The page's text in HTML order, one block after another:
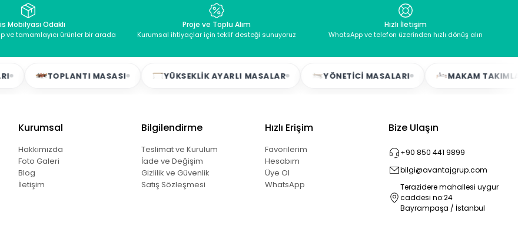
Mobilyası Odaklı
ve tamamlayıcı ürünler bir arada
Proje ve Toplu Alım
Kurumsal ihtiyaçlar için teklif desteği sunuyoruz
Hızlı İletişim
WhatsApp ve telefon üzerinden hızlı dönüş alın
TOPLANTI MASASI YÜKSEKLIK AYARLI MASALAR YÖNETICI MASALARI MAKAM TAKIMLARI
Kurumsal
Hakkımızda
Foto Galeri
Blog
İletişim
Bilgilendirme
Teslimat ve Kurulum
İade ve Değişim
Gizlilik ve Güvenlik
Satış Sözleşmesi
Hızlı Erişim
Favorilerim
Hesabım
Üye Ol
WhatsApp
Bize Ulaşın
+90 850 441 9899
bilgi@avantajgrup.com
Terazidere mahallesi uygur
caddesi no:24
Bayrampaşa / İstanbul